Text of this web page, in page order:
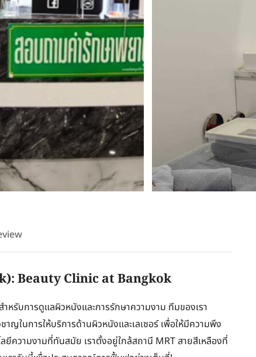
Beauty Clinic at Bangkok
รับการดูแลผิวหนังและการรักษาความงาม ทีมของเรา
ในการให้บริการด้านผิวหนังและเลเซอร์ เพื่อให้มีความพึง
ยีความงามที่ทันสมัย เราตั้งอยู่ใกล้สถานี MRT สายสีเหลืองที่